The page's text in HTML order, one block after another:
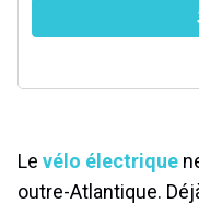
Le vélo électrique
outre-Atlantique.